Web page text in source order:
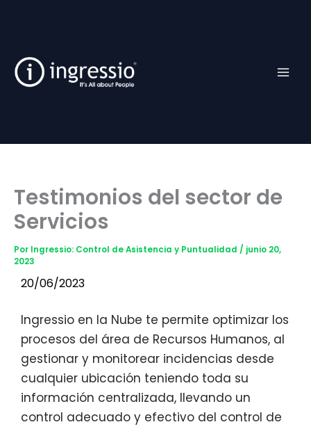
Testimonios del sector de
Servicios
Por Ingressio: Control de Asistencia y Puntualidad / junio 20,
2023
20/06/2023
Ingressio en la Nube te permite optimizar los
procesos del área de Recursos Humanos, al
gestionar y monitorear incidencias desde
cualquier ubicación teniendo toda su
información centralizada, llevando un
control adecuado y efectivo del control de